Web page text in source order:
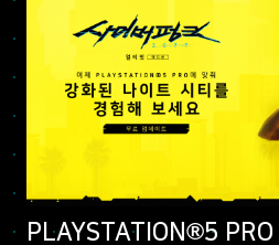
PLAYSTATION®5 PRO